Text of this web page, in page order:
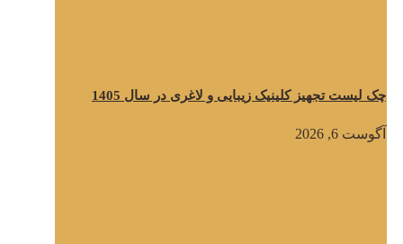
چک لیست تجهیز کلینیک زیبایی و لاغری در سال 1405
آگوست 6, 2026